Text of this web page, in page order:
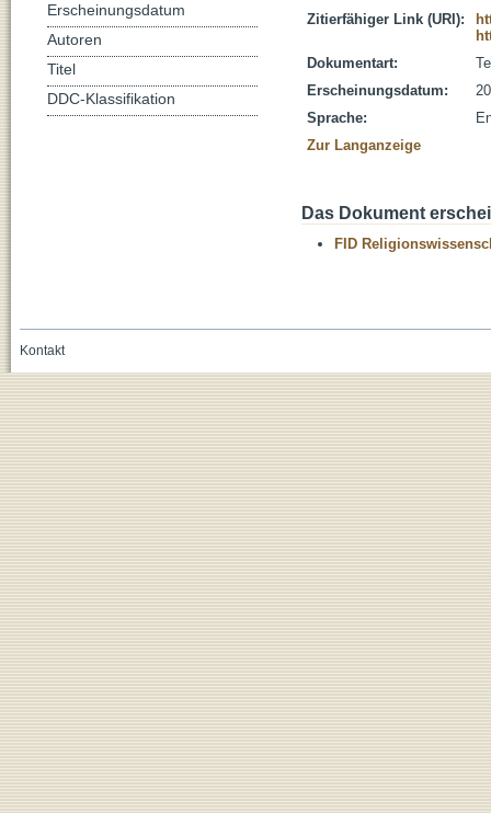
Zitierfähiger Link (URI):
Dokumentart:
Erscheinungsdatum:
Sprache:
Zur Langanzeige
Das Dokument
FID
Erscheinungsdatum
Autoren
Titel
DDC-Klassifikation
Kontakt